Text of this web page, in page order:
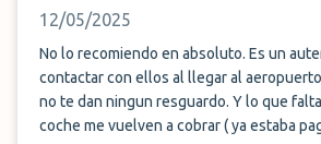
12/05/2025
No lo recomiendo en absoluto. Es un autentico descontrol
contactar con ellos al llegar al
no te dan ningun resguardo. Y lo que
coche me vuelven a cobrar ( ya estaba